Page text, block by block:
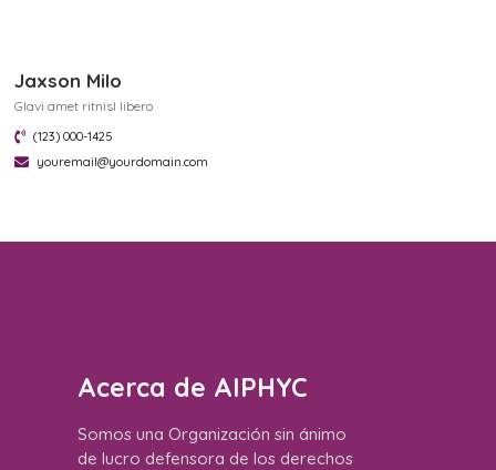
Jaxson Milo
Glavi amet ritnisl libero
(123) 000-1425
youremail@yourdomain.com
Acerca de AIPHYC
Somos una Organización sin ánimo
de lucro defensora de los derechos